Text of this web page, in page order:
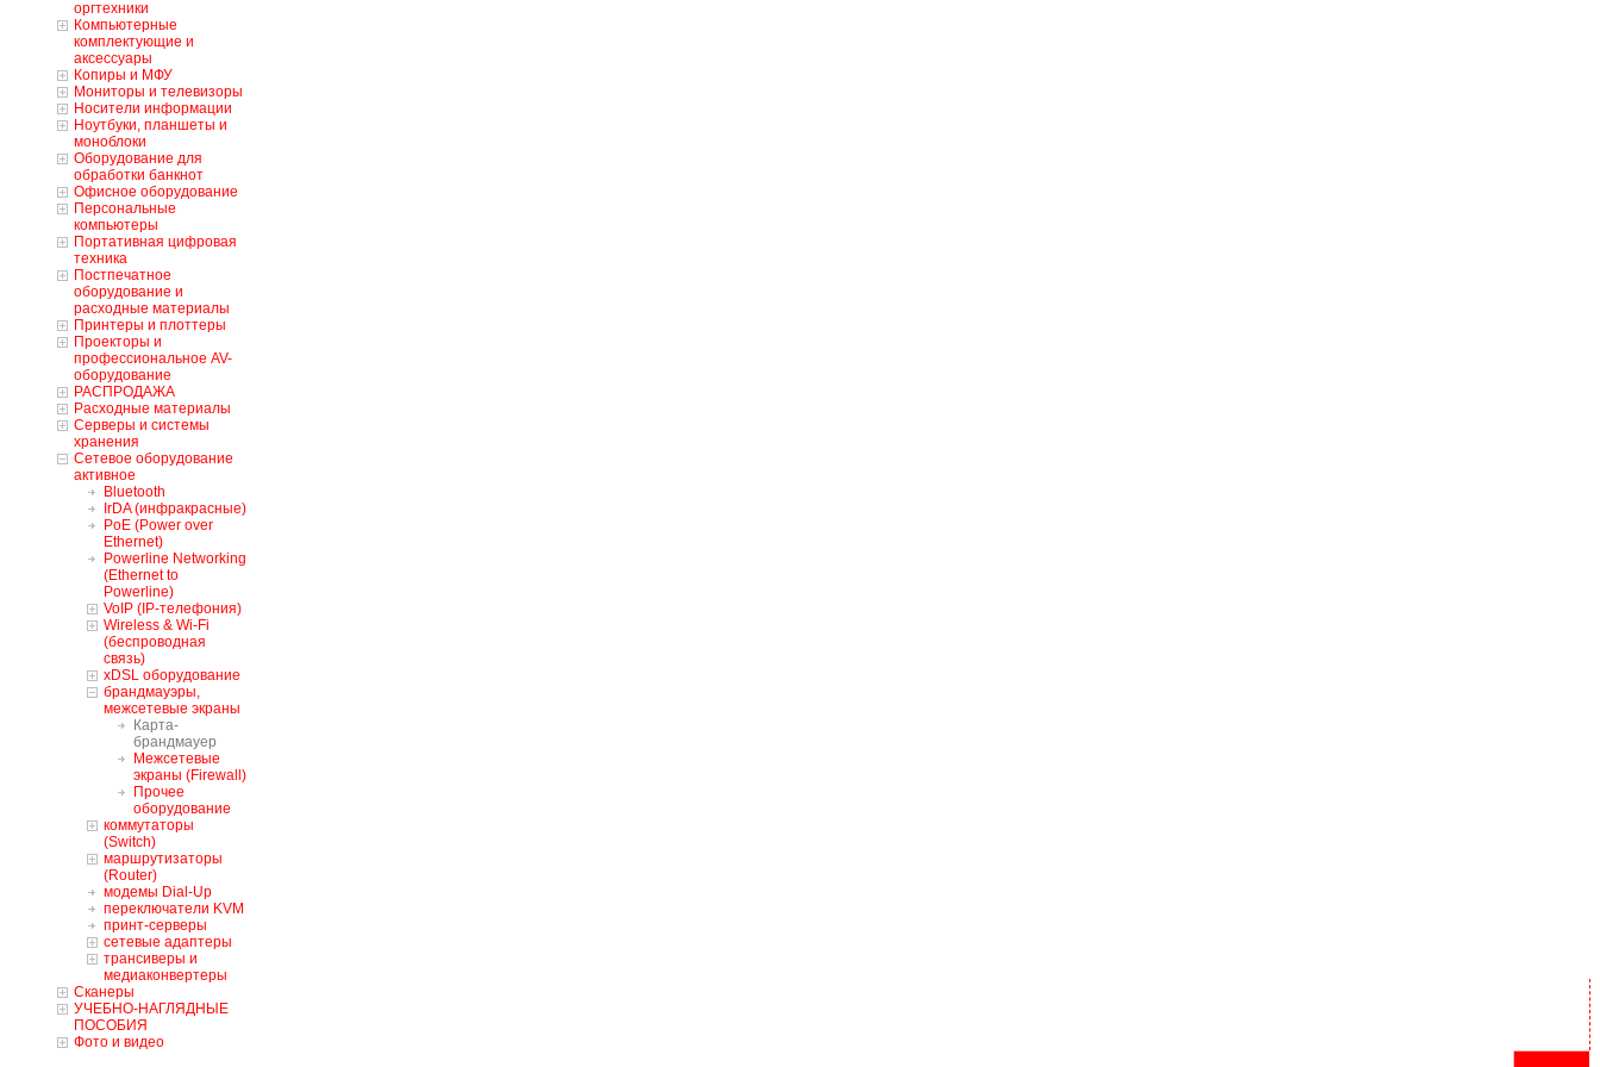
оргтехники
Компьютерные
комплектующие и
аксессуары
Копиры и МФУ
Мониторы и телевизоры
Носители информации
Ноутбуки, планшеты и
моноблоки
Оборудование для
обработки банкнот
Офисное оборудование
Персональные
компьютеры
Портативная цифровая
техника
Постпечатное
оборудование и
расходные материалы
Принтеры и плоттеры
Проекторы и
профессиональное AV-
оборудование
РАСПРОДАЖА
Расходные материалы
Серверы и системы
хранения
Сетевое оборудование
активное
Bluetooth
IrDA (инфракрасные)
PoE (Power over
Ethernet)
Powerline Networking
(Ethernet to
Powerline)
VoIP (IP-телефония)
Wireless & Wi-Fi
(беспроводная
связь)
xDSL оборудование
брандмауэры,
межсетевые экраны
Карта-
брандмауер
Межсетевые
экраны (Firewall)
Прочее
оборудование
коммутаторы
(Switch)
маршрутизаторы
(Router)
модемы Dial-Up
переключатели KVM
принт-серверы
сетевые адаптеры
трансиверы и
медиаконвертеры
Сканеры
УЧЕБНО-НАГЛЯДНЫЕ
ПОСОБИЯ
Фото и видео